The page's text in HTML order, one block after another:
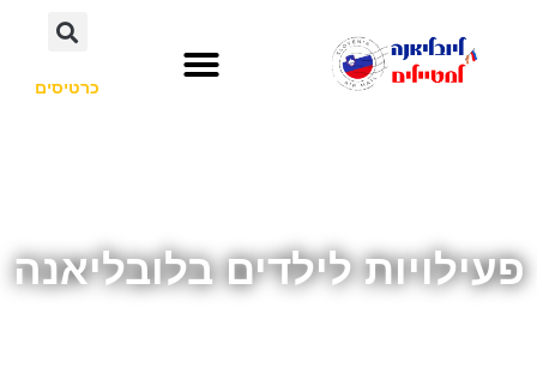
כרטיסים
פעילויות לילדים בלובליאנה